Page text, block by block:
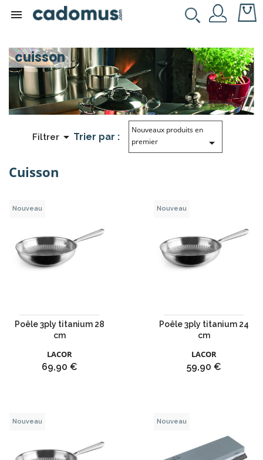

cuisson
Filtrer Trier par :
Nouveaux produits en
premier

Cuisson
Poêle 3ply titanium 28
cm
LACOR
Prix
69,90 €
Nouveau
Poêle 3ply titanium 24
cm
LACOR
Prix
59,90 €
Nouveau
Nouveau Nouveau